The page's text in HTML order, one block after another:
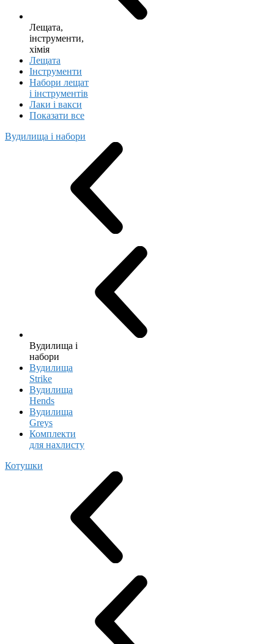
Лещата,
інструменти,
хімія
Лещата
Інструменти
Набори лещат
і інструментів
Лаки і вакси
Показати все
Вудилища і набори
Вудилища і
набори
Вудилища
Strike
Вудилища
Hends
Вудилища
Greys
Комплекти
для нахлисту
Котушки